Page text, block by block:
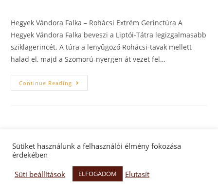
Hegyek Vándora Falka – Rohácsi Extrém Gerinctúra A
Hegyek Vándora Falka beveszi a Liptói-Tátra legizgalmasabb
sziklagerincét. A túra a lenyűgöző Rohácsi-tavak mellett
halad el, majd a Szomorú-nyergen át vezet fel…
Continue Reading
Facebook oldal
Hegyek Vándora Egyesület
Sütiket használunk a felhasználói élmény fokozása
érdekében
Süti beállítások
ELFOGADOM Elutasít